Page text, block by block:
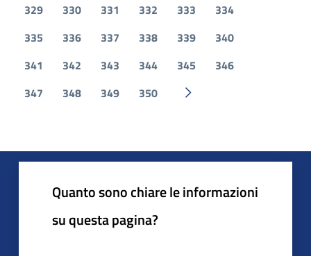
329
330 331 332 333
334
335
336 337 338 339
340
341
342 343 344 345
346
347
348 349 350 Pagina successiva
Quanto sono chiare le informazioni
su questa pagina?